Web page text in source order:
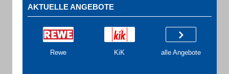
AKTUELLE ANGEBOTE
Rewe KiK alle Angebote